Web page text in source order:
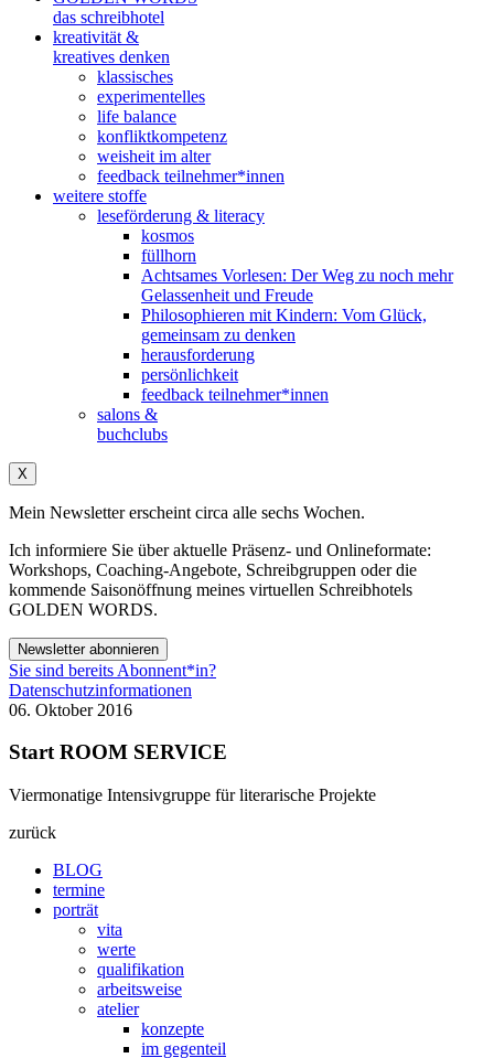
das schreibhotel
kreativität &
kreatives denken
klassisches
experimentelles
life balance
konfliktkompetenz
weisheit im alter
feedback teilnehmer*innen
weitere stoffe
leseförderung & literacy
kosmos
füllhorn
Achtsames Vorlesen: Der Weg zu noch mehr
Gelassenheit und Freude
Philosophieren mit Kindern: Vom Glück,
gemeinsam zu denken
herausforderung
persönlichkeit
feedback teilnehmer*innen
salons &
buchclubs
X
Mein Newsletter erscheint circa alle sechs Wochen.
Ich informiere Sie über aktuelle Präsenz- und Onlineformate:
Workshops, Coaching-Angebote, Schreibgruppen oder die
kommende Saisonöffnung meines virtuellen Schreibhotels
GOLDEN WORDS.
Newsletter abonnieren
Sie sind bereits Abonnent*in?
Datenschutzinformationen
06. Oktober 2016
Start ROOM SERVICE
Viermonatige Intensivgruppe für literarische Projekte
zurück
BLOG
termine
porträt
vita
werte
qualifikation
arbeitsweise
atelier
konzepte
im gegenteil